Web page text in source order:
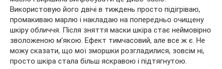
Використовую його двічі в тиждень просто підігріваю,
промакиваю марлю і накладаю на попередньо очищену
шкіру обличчя. Після зняття маски шкіра стає неймовірно
зволоженою м’якою. Ефект тимчасовий, але все ж є. Не
можу сказати, що мої зморшки розгладилися, зовсім ні,
просто шкіра стала більш яскравою і підтягнутою.